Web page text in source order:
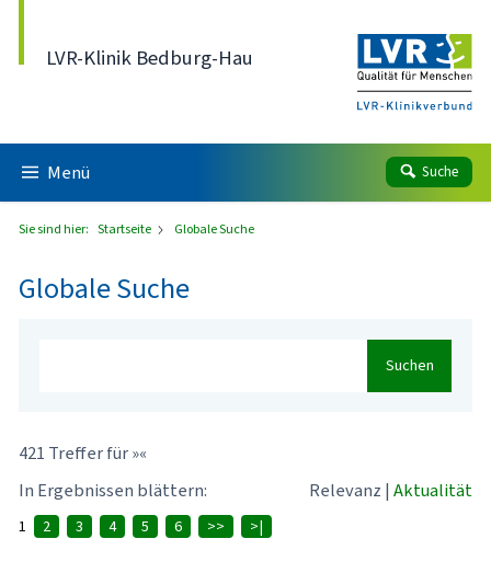
LVR-Klinik Bedburg-Hau
Menü Suche
Sie sind hier: Startseite Globale Suche
Globale Suche
Suchen
421 Treffer für »«
In Ergebnissen blättern:
Relevanz | Aktualität
1 2 3 4 5 6 >> >|